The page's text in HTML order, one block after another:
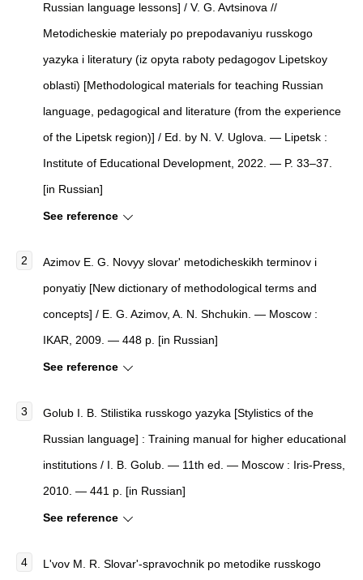
Russian language lessons] / V. G. Avtsinova //
Metodicheskie materialy po prepodavaniyu russkogo
yazyka i literatury (iz opyta raboty pedagogov Lipetskoy
oblasti) [Methodological materials for teaching Russian
language, pedagogical and literature (from the experience
of the Lipetsk region)] / Ed. by N. V. Uglova. — Lipetsk :
Institute of Educational Development, 2022. — P. 33–37.
[in Russian]
See reference
Azimov E. G. Novyy slovar' metodicheskikh terminov i
ponyatiy [New dictionary of methodological terms and
concepts] / E. G. Azimov, A. N. Shchukin. — Moscow :
IKAR, 2009. — 448 p. [in Russian]
See reference
Golub I. B. Stilistika russkogo yazyka [Stylistics of the
Russian language] : Training manual for higher educational
institutions / I. B. Golub. — 11th ed. — Moscow : Iris-Press,
2010. — 441 p. [in Russian]
See reference
L'vov M. R. Slovar'-spravochnik po metodike russkogo